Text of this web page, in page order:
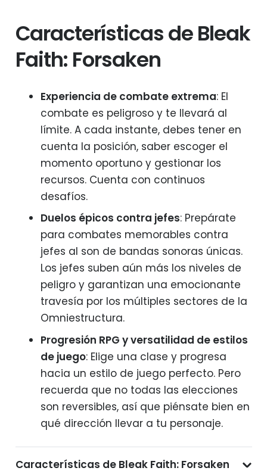
Características de Bleak
Faith: Forsaken
Experiencia de combate extrema: El
combate es peligroso y te llevará al
límite. A cada instante, debes tener en
cuenta la posición, saber escoger el
momento oportuno y gestionar los
recursos. Cuenta con continuos
desafíos.
Duelos épicos contra jefes: Prepárate
para combates memorables contra
jefes al son de bandas sonoras únicas.
Los jefes suben aún más los niveles de
peligro y garantizan una emocionante
travesía por los múltiples sectores de la
Omniestructura.
Progresión RPG y versatilidad de estilos
de juego: Elige una clase y progresa
hacia un estilo de juego perfecto. Pero
recuerda que no todas las elecciones
son reversibles, así que piénsate bien en
qué dirección llevar a tu personaje.
Características de Bleak Faith: Forsaken